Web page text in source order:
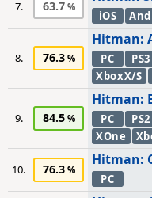
7. 63.7
iOS
8. 76.3
Hitman:
PC
PS3
XboxX/S
9. 84.5
Hitman:
PC
PS2
XOne
10. 76.3
Hitman:
PC